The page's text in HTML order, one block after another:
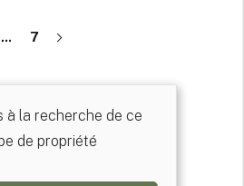
... 7
à la recherche de ce
de propriété